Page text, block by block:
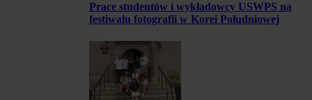
Prace studentów i wykładowcy USWPS na
festiwalu fotografii w Korei Południowej